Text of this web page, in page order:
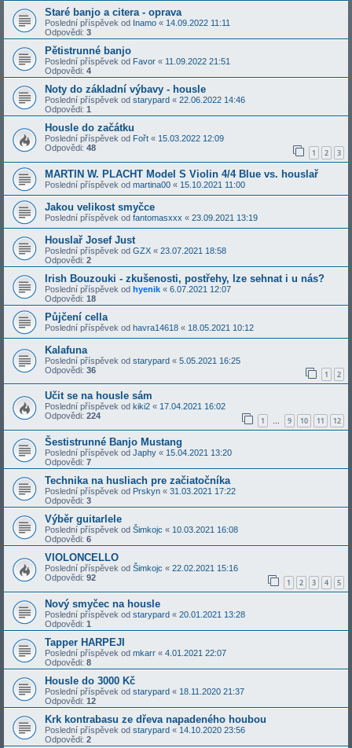
Staré banjo a citera - oprava
Poslední příspěvek od Inamo « 14.09.2022 11:11
Odpovědi: 3
Pětistrunné banjo
Poslední příspěvek od Favor « 11.09.2022 21:51
Odpovědi: 4
Noty do základní výbavy - housle
Poslední příspěvek od starypard « 22.06.2022 14:46
Odpovědi: 1
Housle do začátku
Poslední příspěvek od Fořt « 15.03.2022 12:09
Odpovědi: 48 1 2 3
MARTIN W. PLACHT Model S Violin 4/4 Blue vs. houslař
Poslední příspěvek od martina00 « 15.10.2021 11:00
Jakou velikost smyčce
Poslední příspěvek od fantomasxxx « 23.09.2021 13:19
Houslař Josef Just
Poslední příspěvek od GZX « 23.07.2021 18:58
Odpovědi: 2
Irish Bouzouki - zkušenosti, postřehy, lze sehnat i u nás?
Poslední příspěvek od hyenik « 6.07.2021 12:07
Odpovědi: 18
Půjčení cella
Poslední příspěvek od havra14618 « 18.05.2021 10:12
Kalafuna
Poslední příspěvek od starypard « 5.05.2021 16:25
Odpovědi: 36 1 2
Učit se na housle sám
Poslední příspěvek od kiki2 « 17.04.2021 16:02
Odpovědi: 224 1 … 9 10 11 12
Šestistrunné Banjo Mustang
Poslední příspěvek od Japhy « 15.04.2021 13:20
Odpovědi: 7
Technika na husliach pre začiatočníka
Poslední příspěvek od Prskyn « 31.03.2021 17:22
Odpovědi: 3
Výběr guitarlele
Poslední příspěvek od Šimkojc « 10.03.2021 16:08
Odpovědi: 6
VIOLONCELLO
Poslední příspěvek od Šimkojc « 22.02.2021 15:16
Odpovědi: 92 1 2 3 4 5
Nový smyčec na housle
Poslední příspěvek od starypard « 20.01.2021 13:28
Odpovědi: 1
Tapper HARPEJI
Poslední příspěvek od mkarr « 4.01.2021 22:07
Odpovědi: 8
Housle do 3000 Kč
Poslední příspěvek od starypard « 18.11.2020 21:37
Odpovědi: 12
Krk kontrabasu ze dřeva napadeného houbou
Poslední příspěvek od starypard « 14.10.2020 23:56
Odpovědi: 2